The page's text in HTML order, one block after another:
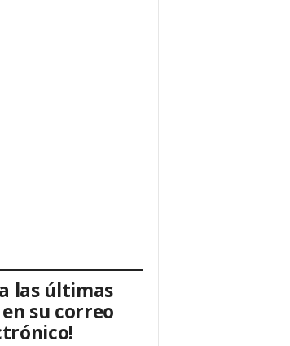
las últimas
su correo